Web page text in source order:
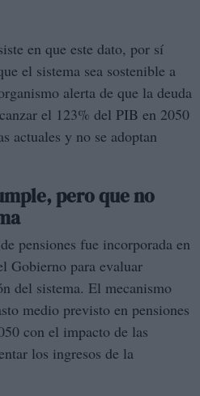
en que este dato, por sí
el sistema sea sostenible a
alerta de que la deuda
el 123% del PIB en 2050
actuales y no se adoptan
pero que no
pensiones fue incorporada en
Gobierno para evaluar
del sistema. El mecanismo
medio previsto en pensiones
con el impacto de las
los ingresos de la